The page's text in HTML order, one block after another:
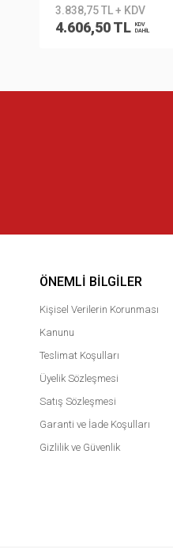
3.838,75 TL + KDV
4.606,50 TL
KDV
DAHİL
ÖNEMLI BILGILER
Kişisel Verilerin Korunması
Kanunu
Teslimat Koşulları
Üyelik Sözleşmesi
Satış Sözleşmesi
Garanti ve İade Koşulları
Gizlilik ve Güvenlik